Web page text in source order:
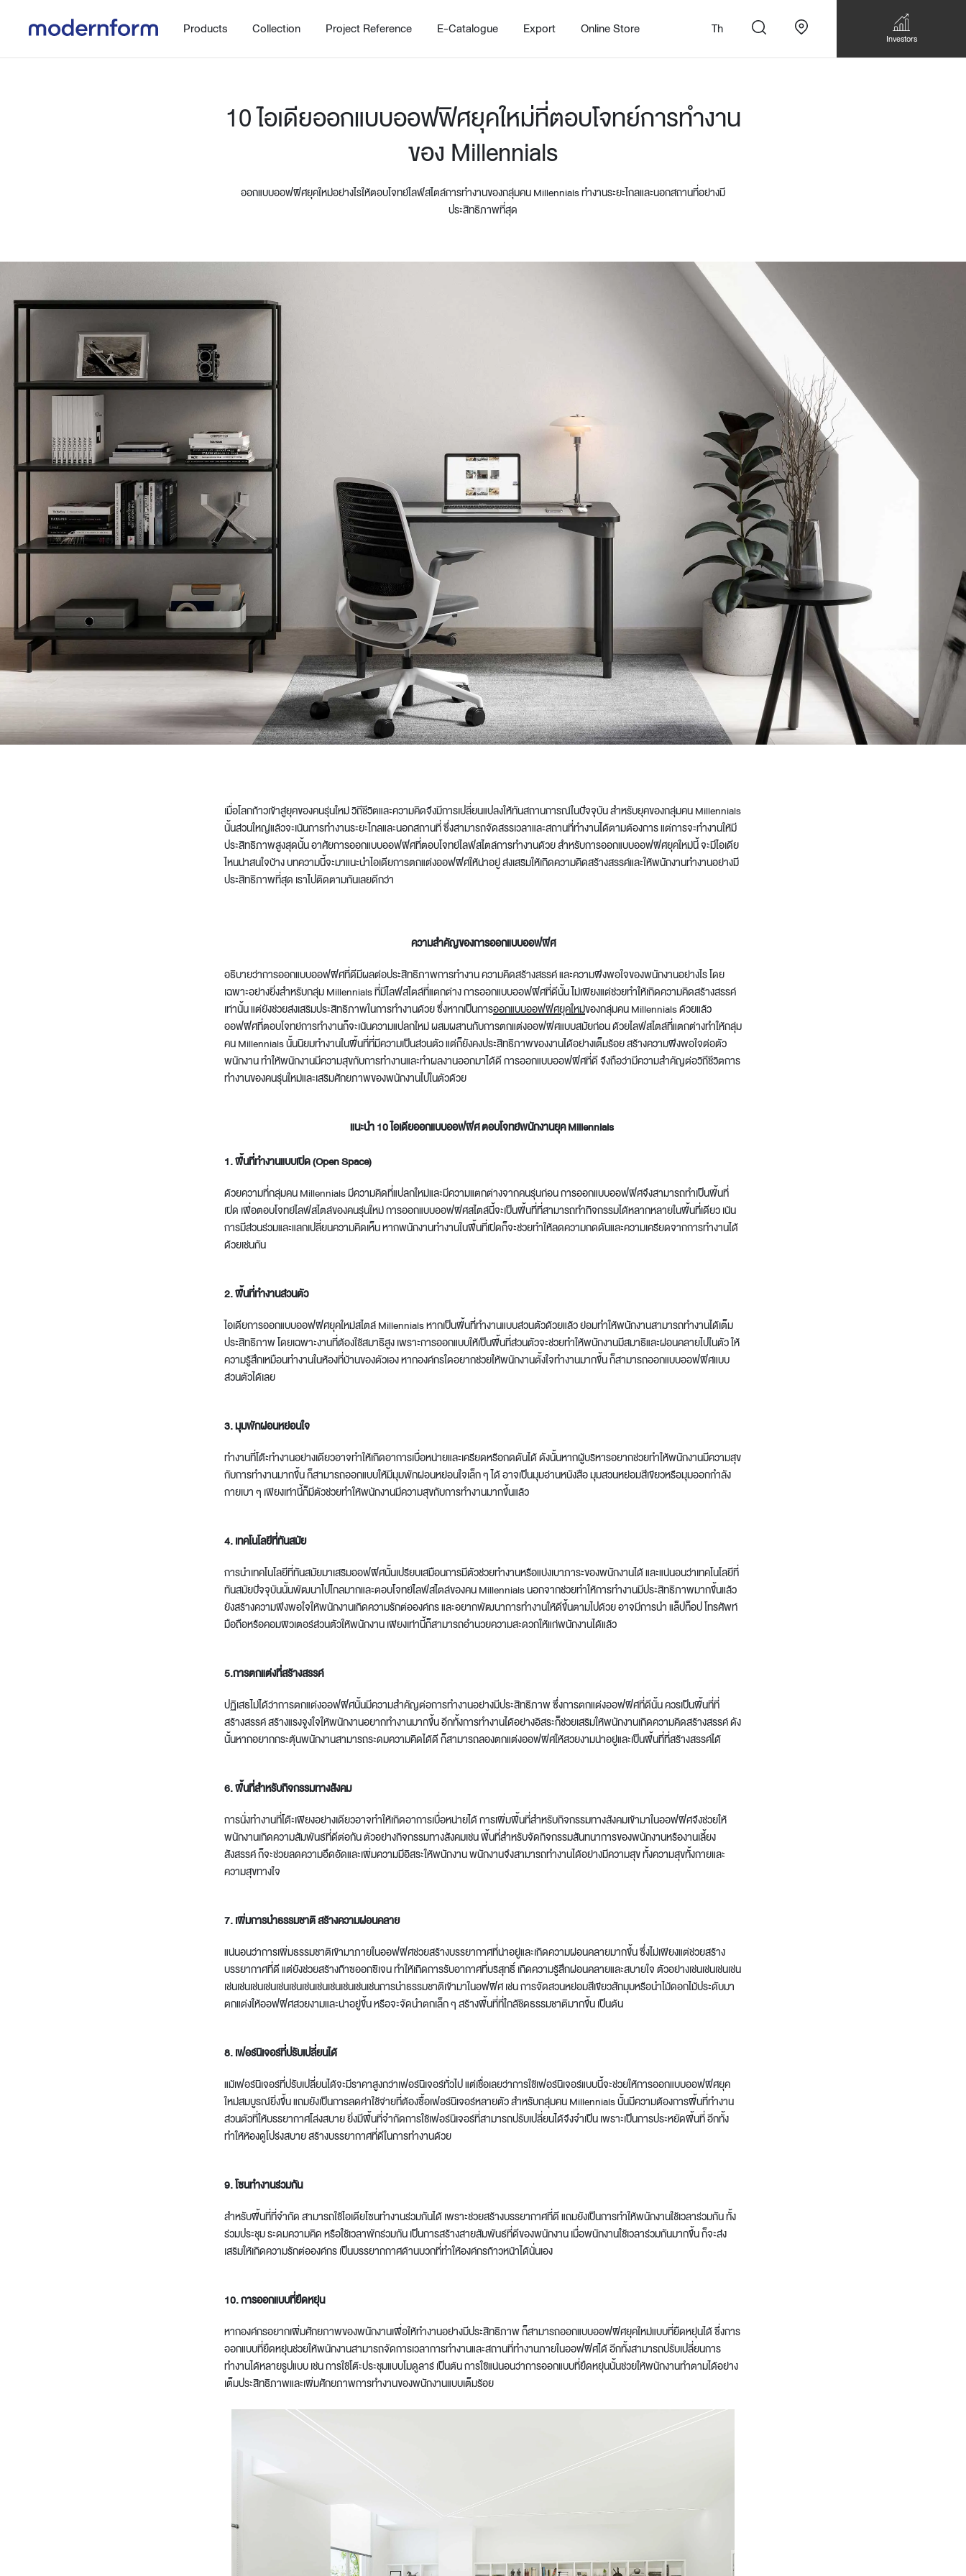
Products
Meeting & Conference
Lounge area
Collaboration space
Storage
Kitchen Accessories
Walk-in closet
Wardrobe
Partition & Sliding Door
Hardware & Fitting
Furniture Fitting
Architectural Hardware
Surfacing and Flooring Material
Elevator Decoration
Higold
Kitchen Tall Unit Basket
Kitchen Pull Out Basket
Kitchen Corner Basket
Kitchen Wall Cabinet
Kitchen Base Unit Basket
Kitchen Accessories
Collection
Working Design Solution
Ergonomic Recliner Steelcase
Design Awards
Collection
View More Collection
Project Reference E-Catalogue Export Online Store Th
Investors
10 ไอเดียออกแบบออฟฟิศยุคใหม่ที่ตอบโจทย์การทำงาน
ของ Millennials
ออกแบบออฟฟิศยุคใหม่อย่างไรให้ตอบโจทย์ไลฟ์สไตล์การทำงานของกลุ่มคน Millennials ทำงานระยะไกลและนอกสถานที่อย่างมี
ประสิทธิภาพที่สุด
เมื่อโลกก้าวเข้าสู่ยุคของคนรุ่นใหม่ วิถีชีวิตและความคิดจึงมีการเปลี่ยนแปลงให้ทันสถานการณ์ในปัจจุบัน สำหรับยุคของกลุ่มคน Millennials
นั้นส่วนใหญ่แล้วจะเน้นการทำงานระยะไกลและนอกสถานที่ ซึ่งสามารถจัดสรรเวลาและสถานที่ทำงานได้ตามต้องการ แต่การจะทำงานให้มี
ประสิทธิภาพสูงสุดนั้น อาศัยการออกแบบออฟฟิศที่ตอบโจทย์ไลฟ์สไตล์การทำงานด้วย สำหรับการออกแบบออฟฟิศยุคใหม่นี้ จะมีไอเดีย
ไหนน่าสนใจบ้าง บทความนี้จะมาแนะนำไอเดียการตกแต่งออฟฟิศให้น่าอยู่ ส่งเสริมให้เกิดความคิดสร้างสรรค์และให้พนักงานทำงานอย่างมี
ประสิทธิภาพที่สุด เราไปติดตามกันเลยดีกว่า
ความสำคัญของการออกแบบออฟฟิศ
อธิบายว่าการออกแบบออฟฟิศที่ดีมีผลต่อประสิทธิภาพการทำงาน ความคิดสร้างสรรค์ และความพึงพอใจของพนักงานอย่างไร โดย
เฉพาะอย่างยิ่งสำหรับกลุ่ม Millennials ที่มีไลฟ์สไตล์ที่แตกต่าง การออกแบบออฟฟิศที่ดีนั้น ไม่เพียงแต่ช่วยทำให้เกิดความคิดสร้างสรรค์
เท่านั้น แต่ยังช่วยส่งเสริมประสิทธิภาพในการทำงานด้วย ซึ่งหากเป็นการออกแบบออฟฟิศยุคใหม่ของกลุ่มคน Millennials ด้วยแล้ว
ออฟฟิศที่ตอบโจทย์การทำงานก็จะเน้นความแปลกใหม่ ผสมผสานกับการตกแต่งออฟฟิศแบบสมัยก่อน ด้วยไลฟ์สไตล์ที่แตกต่างทำให้กลุ่ม
คน Millennials นั้นนิยมทำงานในพื้นที่ที่มีความเป็นส่วนตัว แต่ก็ยังคงประสิทธิภาพของงานได้อย่างเต็มร้อย สร้างความพึงพอใจต่อตัว
พนักงาน ทำให้พนักงานมีความสุขกับการทำงานและทำผลงานออกมาได้ดี การออกแบบออฟฟิศที่ดี จึงถือว่ามีความสำคัญต่อวิถีชีวิตการ
ทำงานของคนรุ่นใหม่และเสริมศักยภาพของพนักงานไปในตัวด้วย
แนะนำ 10 ไอเดียออกแบบออฟฟิศ ตอบโจทย์พนักงานยุค Millennials
1. พื้นที่ทำงานแบบเปิด (Open Space)
ด้วยความที่กลุ่มคน Millennials มีความคิดที่แปลกใหม่และมีความแตกต่างจากคนรุ่นก่อน การออกแบบออฟฟิศจึงสามารถทำเป็นพื้นที่
เปิด เพื่อตอบโจทย์ไลฟ์สไตล์ของคนรุ่นใหม่ การออกแบบออฟฟิศสไตล์นี้จะเป็นพื้นที่ที่สามารถทำกิจกรรมได้หลากหลายในพื้นที่เดียว เน้น
การมีส่วนร่วมและแลกเปลี่ยนความคิดเห็น หากพนักงานทำงานในพื้นที่เปิดก็จะช่วยทำให้ลดความกดดันและความเครียดจากการทำงานได้
ด้วยเช่นกัน
2. พื้นที่ทำงานส่วนตัว
ไอเดียการออกแบบออฟฟิศยุคใหม่สไตล์ Millennials หากเป็นพื้นที่ทำงานแบบส่วนตัวด้วยแล้ว ย่อมทำให้พนักงานสามารถทำงานได้เต็ม
ประสิทธิภาพ โดยเฉพาะงานที่ต้องใช้สมาธิสูง เพราะการออกแบบให้เป็นพื้นที่ส่วนตัวจะช่วยทำให้พนักงานมีสมาธิและผ่อนคลายไปในตัว ให้
ความรู้สึกเหมือนทำงานในห้องที่บ้านของตัวเอง หากองค์กรใดอยากช่วยให้พนักงานตั้งใจทำงานมากขึ้น ก็สามารถออกแบบออฟฟิศแบบ
ส่วนตัวได้เลย
3. มุมพักผ่อนหย่อนใจ
ทำงานที่โต๊ะทำงานอย่างเดียวอาจทำให้เกิดอาการเบื่อหน่ายและเครียดหรือกดดันได้ ดังนั้นหากผู้บริหารอยากช่วยทำให้พนักงานมีความสุข
กับการทำงานมากขึ้น ก็สามารถออกแบบให้มีมุมพักผ่อนหย่อนใจเล็ก ๆ ได้ อาจเป็นมุมอ่านหนังสือ มุมสวนหย่อมสีเขียวหรือมุมออกกำลัง
กายเบา ๆ เพียงเท่านี้ก็มีตัวช่วยทำให้พนักงานมีความสุขกับการทำงานมากขึ้นแล้ว
4. เทคโนโลยีที่ทันสมัย
การนำเทคโนโลยีที่ทันสมัยมาเสริมออฟฟิศนั้นเปรียบเสมือนการมีตัวช่วยทำงานหรือแบ่งเบาภาระของพนักงานได้ และแน่นอนว่าเทคโนโลยีที่
ทันสมัยปัจจุบันนั้นพัฒนาไปไกลมากและตอบโจทย์ไลฟ์สไตล์ของคน Millennials นอกจากช่วยทำให้การทำงานมีประสิทธิภาพมากขึ้นแล้ว
ยังสร้างความพึงพอใจให้พนักงานเกิดความรักต่อองค์กร และอยากพัฒนาการทำงานให้ดีขึ้นตามไปด้วย อาจมีการนำ แล็ปท็อป โทรศัพท์
มือถือหรือคอมพิวเตอร์ส่วนตัวให้พนักงาน เพียงเท่านี้ก็สามารถอำนวยความสะดวกให้แก่พนักงานได้แล้ว
5.การตกแต่งที่สร้างสรรค์
ปฏิเสธไม่ได้ว่าการตกแต่งออฟฟิศนั้นมีความสำคัญต่อการทำงานอย่างมีประสิทธิภาพ ซึ่งการตกแต่งออฟฟิศที่ดีนั้น ควรเป็นพื้นที่ที่
สร้างสรรค์ สร้างแรงจูงใจให้พนักงานอยากทำงานมากขึ้น อีกทั้งการทำงานได้อย่างอิสระก็ช่วยเสริมให้พนักงานเกิดความคิดสร้างสรรค์ ดัง
นั้นหากอยากกระตุ้นพนักงานสามารถระดมความคิดได้ดี ก็สามารถลองตกแต่งออฟฟิศให้สวยงามน่าอยู่และเป็นพื้นที่ที่สร้างสรรค์ได้
6. พื้นที่สำหรับกิจกรรมทางสังคม
การนั่งทำงานที่โต๊ะเพียงอย่างเดียวอาจทำให้เกิดอาการเบื่อหน่ายได้ การเพิ่มพื้นที่สำหรับกิจกรรมทางสังคมเข้ามาในออฟฟิศจึงช่วยให้
พนักงานเกิดความสัมพันธ์ที่ดีต่อกัน ตัวอย่างกิจกรรมทางสังคมเช่น พื้นที่สำหรับจัดกิจกรรมสันทนาการของพนักงานหรืองานเลี้ยง
สังสรรค์ ก็จะช่วยลดความอึดอัดและเพิ่มความมีอิสระให้พนักงาน พนักงานจึงสามารถทำงานได้อย่างมีความสุข ทั้งความสุขทั้งกายและ
ความสุขทางใจ
7. เพิ่มการนำธรรมชาติ สร้างความผ่อนคลาย
แน่นอนว่าการเพิ่มธรรมชาติเข้ามาภายในออฟฟิศช่วยสร้างบรรยากาศที่น่าอยู่และเกิดความผ่อนคลายมากขึ้น ซึ่งไม่เพียงแต่ช่วยสร้าง
บรรยากาศที่ดี แต่ยังช่วยสร้างก๊าซออกซิเจน ทำให้เกิดการรับอากาศที่บริสุทธิ์ เกิดความรู้สึกผ่อนคลายและสบายใจ ตัวอย่างเช่นเช่นเช่นเช่น
เช่นเช่นเช่นเช่นเช่นเช่นเช่นเช่นเช่นเช่นเช่นเช่นการนำธรรมชาติเข้ามาในอฟฟิศ เช่น การจัดสวนหย่อมสีเขียวสักมุมหรือนำไม้ดอกไม้ประดับมา
ตกแต่งให้ออฟฟิศสวยงามและน่าอยู่ขึ้น หรือจะจัดนำตกเล็ก ๆ สร้างพื้นที่ที่ใกล้ชิดธรรมชาติมากขึ้น เป็นต้น
8. เฟอร์นิเจอร์ที่ปรับเปลี่ยนได้
แม้เฟอร์นิเจอร์ที่ปรับเปลี่ยนได้จะมีราคาสูงกว่าเฟอร์นิเจอร์ทั่วไป แต่เชื่อเลยว่าการใช้เฟอร์นิเจอร์แบบนี้จะช่วยให้การออกแบบออฟฟิศยุค
ใหม่สมบูรณ์ยิ่งขึ้น แถมยังเป็นการลดค่าใช้จ่ายที่ต้องซื้อเฟอร์นิเจอร์หลายตัว สำหรับกลุ่มคน Millennials นั้นมีความต้องการพื้นที่ทำงาน
ส่วนตัวที่ให้บรรยากาศโล่งสบาย ยิ่งมีพื้นที่จำกัดการใช้เฟอร์นิเจอร์ที่สามารถปรับเปลี่ยนได้จึงจำเป็น เพราะเป็นการประหยัดพื้นที่ อีกทั้ง
ทำให้ห้องดูโปร่งสบาย สร้างบรรยากาศที่ดีในการทำงานด้วย
9. โซนทำงานร่วมกัน
สำหรับพื้นที่ที่จำกัด สามารถใช้ไอเดียโซนทำงานร่วมกันได้ เพราะช่วยสร้างบรรยากาศที่ดี แถมยังเป็นการทำให้พนักงานใช้เวลาร่วมกัน ทั้ง
ร่วมประชุม ระดมความคิด หรือใช้เวลาพักร่วมกัน เป็นการสร้างสายสัมพันธ์ที่ดีของพนักงาน เมื่อพนักงานใช้เวลาร่วมกันมากขึ้น ก็จะส่ง
เสริมให้เกิดความรักต่อองค์กร เป็นบรรยากกาศด้านบวกที่ทำให้องค์กรก้าวหน้าได้นั่นเอง
10. การออกแบบที่ยืดหยุ่น
หากองค์กรอยากเพิ่มศักยภาพของพนักงานเพื่อให้ทำงานอย่างมีประสิทธิภาพ ก็สามารถออกแบบออฟฟิศยุคใหม่แบบที่ยืดหยุ่นได้ ซึ่งการ
ออกแบบที่ยืดหยุ่นช่วยให้พนักงานสามารถจัดการเวลาการทำงานและสถานที่ทำงานภายในออฟฟิศได้ อีกทั้งสามารถปรับเปลี่ยนการ
ทำงานได้หลายรูปแบบ เช่น การใช้โต๊ะประชุมแบบโมดูลาร์ เป็นต้น การใช้แน่นอนว่าการออกแบบที่ยืดหยุ่นนั้นช่วยให้พนักงานทำตามได้อย่าง
เต็มประสิทธิภาพและเพิ่มศักยภาพการทำงานของพนักงานแบบเต็มร้อย